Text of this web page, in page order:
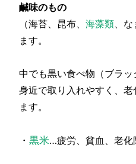
鹹味のもの
（海苔、昆布、海藻類 、
ます。
中でも黒い食べ物（ブラッ
身近で取り入れやすく、
ます。
・黒米…疲労、貧血、老化